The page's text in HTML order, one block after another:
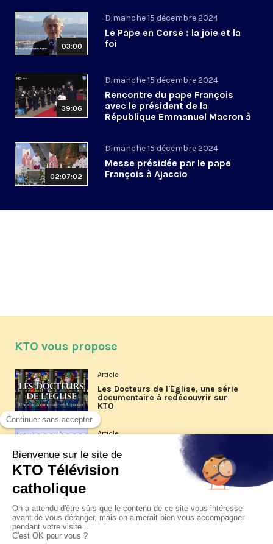
03:00
Dimanche 15 décembre 2024
Le Pape en Corse : la joie et la
foi
39:06
Dimanche 15 décembre 2024
Rencontre du pape François
avec le président de la
République Emmanuel Macron à
l’aéroport d’Ajaccio
02:07:02
Dimanche 15 décembre 2024
Messe présidée par le pape
François à Ajaccio
KTO vous propose
Article
Les Docteurs de l'Église, une série
documentaire à redécouvrir sur
KTO
Article
Les reportages d'été 2026 de KTO
La visite pastorale du pape Léon
XIV à Assise à suivre sur KTO le
jeudi 6 août